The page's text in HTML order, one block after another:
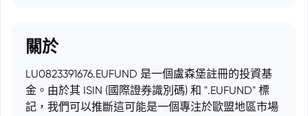
關於
LU0823391676.EUFUND 是一個盧森堡註冊的投資基
金。由於其 ISIN (國際證券識別碼) 和 ".EUFUND" 標
記，我們可以推斷這可能是一個專注於歐盟地區市場